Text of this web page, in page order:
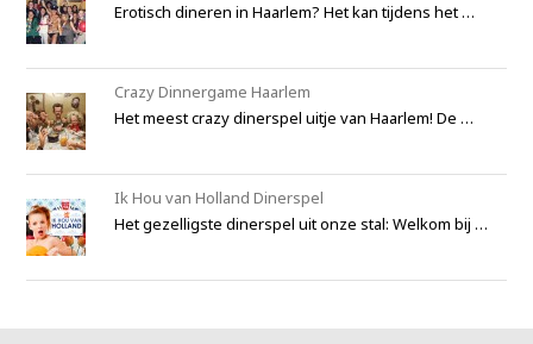
Erotisch dineren in Haarlem? Het kan tijdens het …
Crazy Dinnergame Haarlem
Het meest crazy dinerspel uitje van Haarlem! De …
Ik Hou van Holland Dinerspel
Het gezelligste dinerspel uit onze stal: Welkom bij …